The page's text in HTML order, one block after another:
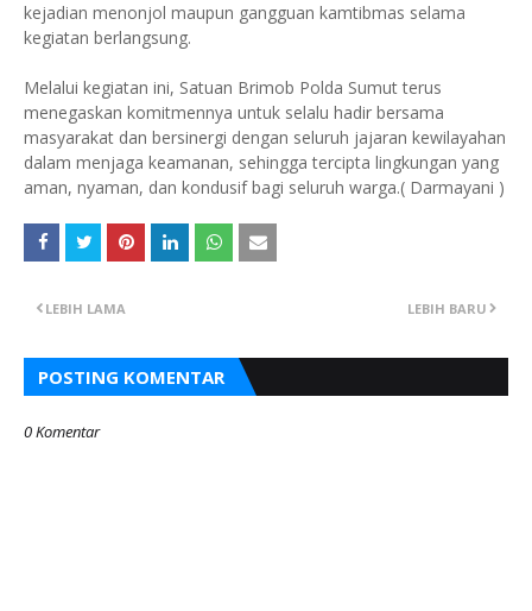
kejadian menonjol maupun gangguan kamtibmas selama
kegiatan berlangsung.
Melalui kegiatan ini, Satuan Brimob Polda Sumut terus
menegaskan komitmennya untuk selalu hadir bersama
masyarakat dan bersinergi dengan seluruh jajaran kewilayahan
dalam menjaga keamanan, sehingga tercipta lingkungan yang
aman, nyaman, dan kondusif bagi seluruh warga.( Darmayani )
LEBIH BARU
LEBIH LAMA
POSTING KOMENTAR
0 Komentar